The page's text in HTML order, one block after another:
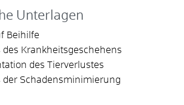
Unterlagen
Beihilfe
des Krankheitsgeschehens
des Tierverlustes
der Schadensminimierung